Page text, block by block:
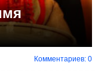
Комментариев: 0